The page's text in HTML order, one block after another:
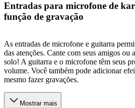
Entradas para microfone de
função de gravação
As entradas de microfone e guitarra
das atenções. Cante com seus amigos ou
solo! A guitarra e o microfone têm seus
volume. Você também pode adicionar
mesmo fazer gravações.
Mostrar mais